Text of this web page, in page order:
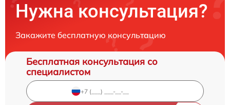
Нужна консультация?
Закажите бесплатную консультацию
Бесплатная консультация со
специалистом